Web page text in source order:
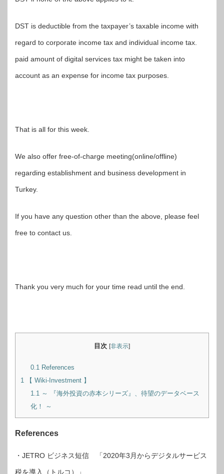
DST is deductible from the taxpayer’s taxable income with
regard to corporate income tax and individual income tax.
paid amount of digital services tax might be taken into
account as an expense for income tax purposes.
That is all for this week.
We also offer free-of-charge meeting(online/offline)
regarding establishment and business development in
Turkey.
If you have any question other than the above, please feel
free to contact us.
Thank you very much for your time read until the end.
目次 [非表示]
0.1 References
1
【 Wiki-Investment 】
1.1 ～ 『海外投資の赤本シリーズ』、待望のデータベース
化！ ～
References
・JETRO ビジネス短信 「2020年3月からデジタルサービス
税を導入（トルコ）」